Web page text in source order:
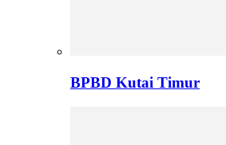
BPBD Kutai Timur